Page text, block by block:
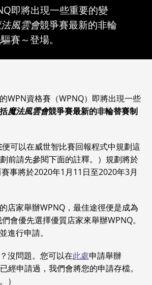
即將出現一些重要的變
風雲會競爭賽最新的非輪
賽～登場。
WPN資格賽（WPNQ）即將出現一些
魔法風雲會競爭賽最新的非輪替賽制
便可以在威世智比賽回報程式中規劃這
前請先參閱下面的註釋。）規劃將於
事將於2020年1月11日至2020年3月
店家舉辦WPNQ，最佳途徑便是成為
會優先選擇優質店家來舉辦WPNQ。
進行申請。
沒問題。您可以在此處申請舉辦
經申請過，我們會將您的申請存檔。
）